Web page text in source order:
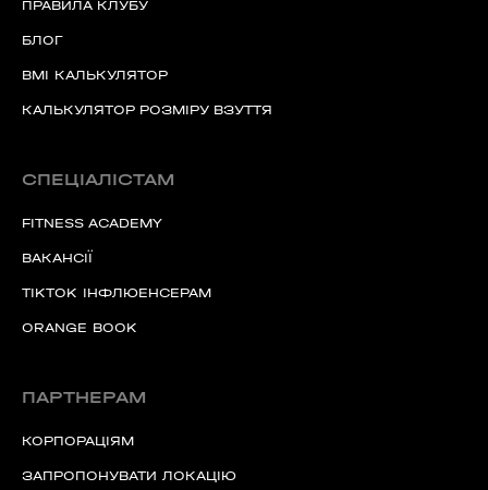
Ми пам’ятаємо.
ПРАВИЛА КЛУБУ
БЛОГ
BMI КАЛЬКУЛЯТОР
КАЛЬКУЛЯТОР РОЗМІРУ ВЗУТТЯ
СПЕЦІАЛІСТАМ
FITNESS ACADEMY
ВАКАНСІЇ
TIKTOK ІНФЛЮЕНСЕРАМ
ORANGE BOOK
ПАРТНЕРАМ
КОРПОРАЦІЯМ
ЗАПРОПОНУВАТИ ЛОКАЦІЮ